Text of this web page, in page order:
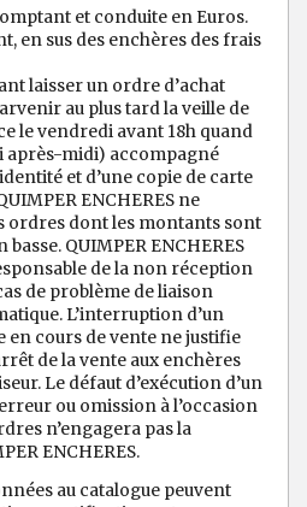
et conduite en Euros.
en sus des enchères des frais
laisser un ordre d’achat
au plus tard la veille de
le vendredi avant 18h quand
après-midi) accompagné
et d’une copie de carte
ENCHERES ne
ordres dont les montants sont
QUIMPER ENCHERES
de la non réception
de problème de liaison
L’interruption d’un
en cours de vente ne justifie
de la vente aux enchères
Le défaut d’exécution d’un
ou omission à l’occasion
n’engagera pas la
ENCHERES.
au catalogue peuvent